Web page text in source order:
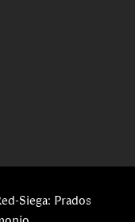
Siega: Prados